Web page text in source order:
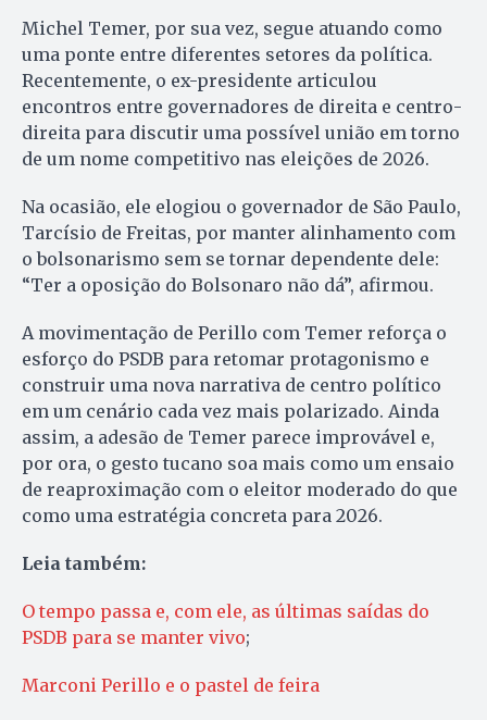
Michel Temer, por sua vez, segue atuando como
uma ponte entre diferentes setores da política.
Recentemente, o ex-presidente articulou
encontros entre governadores de direita e centro-
direita para discutir uma possível união em torno
de um nome competitivo nas eleições de 2026.
Na ocasião, ele elogiou o governador de São Paulo,
Tarcísio de Freitas, por manter alinhamento com
o bolsonarismo sem se tornar dependente dele:
“Ter a oposição do Bolsonaro não dá”, afirmou.
A movimentação de Perillo com Temer reforça o
esforço do PSDB para retomar protagonismo e
construir uma nova narrativa de centro político
em um cenário cada vez mais polarizado. Ainda
assim, a adesão de Temer parece improvável e,
por ora, o gesto tucano soa mais como um ensaio
de reaproximação com o eleitor moderado do que
como uma estratégia concreta para 2026.
Leia também:
O tempo passa e, com ele, as últimas saídas do
PSDB para se manter vivo;
Marconi Perillo e o pastel de feira